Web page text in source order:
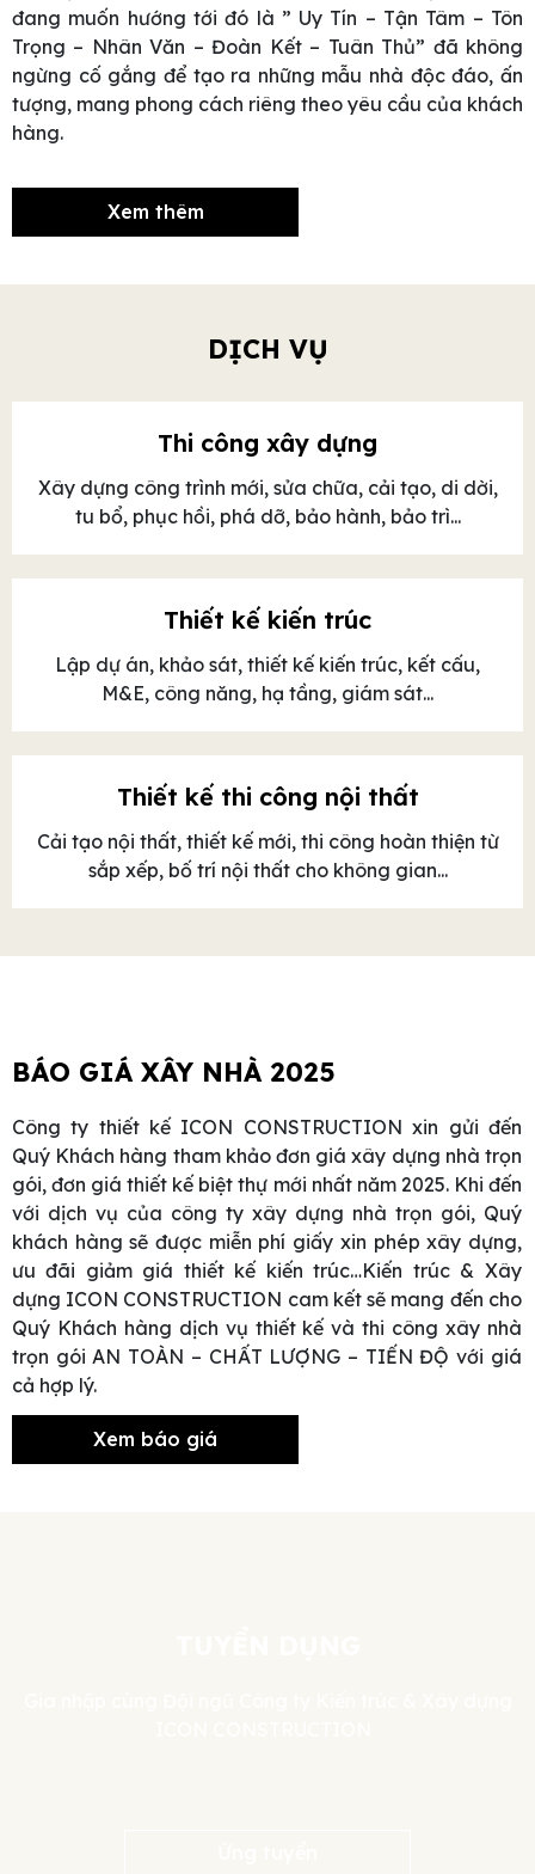
đang muốn hướng tới đó là ” Uy Tín – Tận Tâm – Tôn
Trọng – Nhân Văn – Đoàn Kết – Tuân Thủ” đã không
ngừng cố gắng để tạo ra những mẫu nhà độc đáo, ấn
tượng, mang phong cách riêng theo yêu cầu của khách
hàng.
Xem thêm
DỊCH VỤ
Thi công xây dựng
Xây dựng công trình mới, sửa chữa, cải tạo, di dời,
tu bổ, phục hồi, phá dỡ, bảo hành, bảo trì...
Thiết kế kiến trúc
Lập dự án, khảo sát, thiết kế kiến trúc, kết cấu,
M&E, công năng, hạ tầng, giám sát...
Thiết kế thi công nội thất
Cải tạo nội thất, thiết kế mới, thi công hoàn thiện từ
sắp xếp, bố trí nội thất cho không gian...
BÁO GIÁ XÂY NHÀ 2025
Công ty thiết kế ICON CONSTRUCTION xin gửi đến
Quý Khách hàng tham khảo đơn giá xây dựng nhà trọn
gói, đơn giá thiết kế biệt thự mới nhất năm 2025. Khi đến
với dịch vụ của công ty xây dựng nhà trọn gói, Quý
khách hàng sẽ được miễn phí giấy xin phép xây dựng,
ưu đãi giảm giá thiết kế kiến trúc…Kiến trúc & Xây
dựng ICON CONSTRUCTION cam kết sẽ mang đến cho
Quý Khách hàng dịch vụ thiết kế và thi công xây nhà
trọn gói AN TOÀN – CHẤT LƯỢNG – TIẾN ĐỘ với giá
cả hợp lý.
Xem báo giá